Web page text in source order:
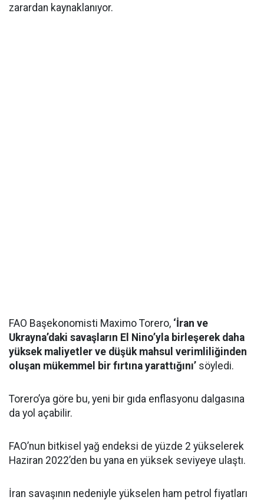
zarardan kaynaklanıyor.
FAO Başekonomisti Maximo Torero, ‘İran ve
Ukrayna’daki savaşların El Nino’yla birleşerek daha
yüksek maliyetler ve düşük mahsul verimliliğinden
oluşan mükemmel bir fırtına yarattığını’ söyledi.
Torero’ya göre bu, yeni bir gıda enflasyonu dalgasına
da yol açabilir.
FAO’nun bitkisel yağ endeksi de yüzde 2 yükselerek
Haziran 2022’den bu yana en yüksek seviyeye ulaştı.
İran savaşının nedeniyle yükselen ham petrol fiyatları